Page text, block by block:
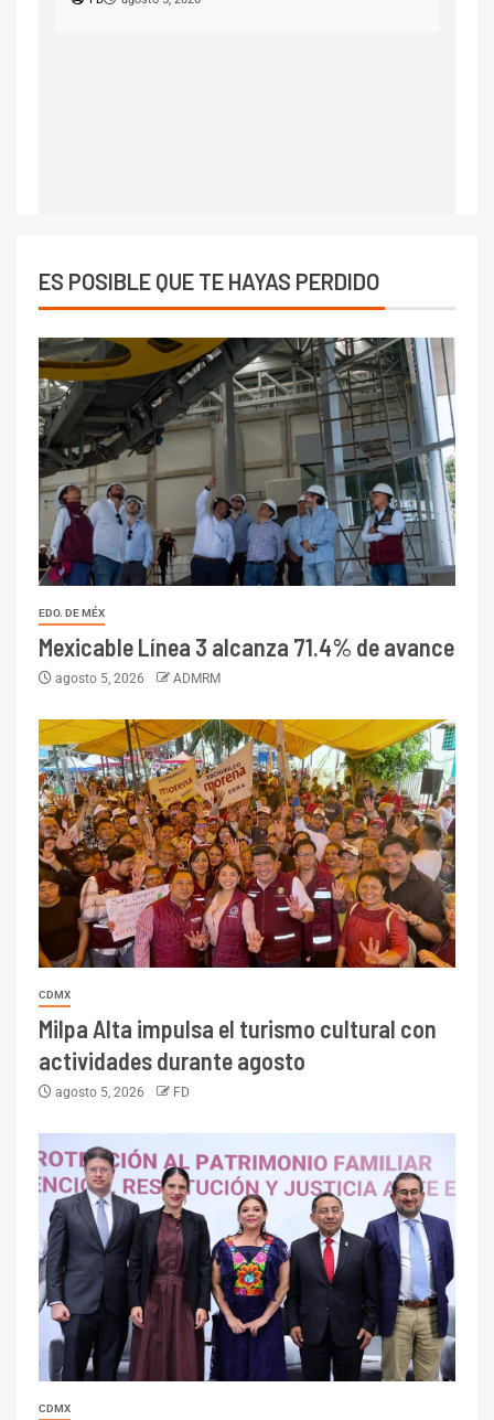
ES POSIBLE QUE TE HAYAS PERDIDO
EDO. DE MÉX
Mexicable Línea 3 alcanza 71.4% de avance
agosto 5, 2026 ADMRM
CDMX
Milpa Alta impulsa el turismo cultural con
actividades durante agosto
agosto 5, 2026 FD
CDMX